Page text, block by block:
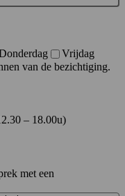
Vrijdag
van de bezichtiging.
– 18.00u)
met een